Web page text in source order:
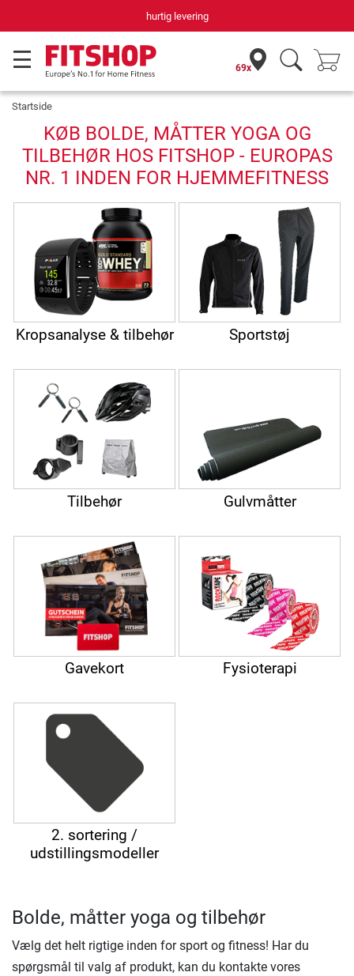
hurtig levering
69x
Startside
KØB BOLDE, MÅTTER YOGA OG
TILBEHØR HOS FITSHOP - EUROPAS
NR. 1 INDEN FOR HJEMMEFITNESS
Kropsanalyse & tilbehør Sportstøj
Tilbehør Gulvmåtter
Gavekort Fysioterapi
2. sortering /
udstillingsmodeller
Bolde, måtter yoga og tilbehør
Vælg det helt rigtige inden for sport og fitness! Har du
spørgsmål til valg af produkt, kan du kontakte vores